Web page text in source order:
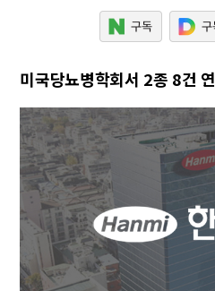
미국당뇨병학회서 2종 8건